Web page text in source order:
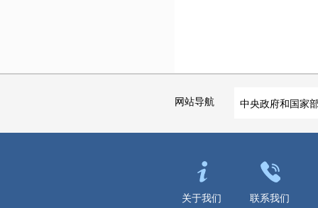
网站导航 中央政府和国家
关于我们 联系我们